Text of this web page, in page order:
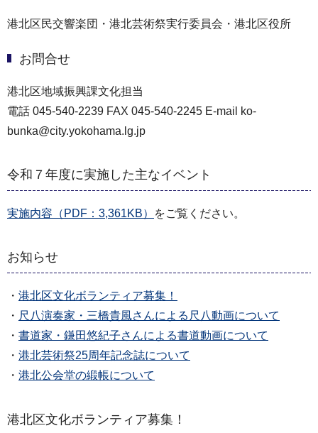
港北区民交響楽団・港北芸術祭実行委員会・港北区役所
お問合せ
港北区地域振興課文化担当
電話 045-540-2239 FAX 045-540-2245 E-mail ko-
bunka@city.yokohama.lg.jp
令和７年度に実施した主なイベント
実施内容（PDF：3,361KB） をご覧ください。
お知らせ
・ 港北区文化ボランティア募集！
・ 尺八演奏家・三橋貴風さんによる尺八動画について
・ 書道家・鎌田悠紀子さんによる書道動画について
・ 港北芸術祭25周年記念誌について
・ 港北公会堂の緞帳について
港北区文化ボランティア募集！